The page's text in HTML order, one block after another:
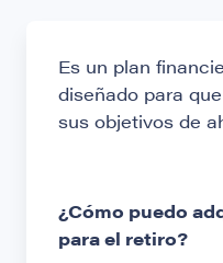
Es un plan
diseñado para
sus objetivos de
¿Cómo puedo
para el retiro?